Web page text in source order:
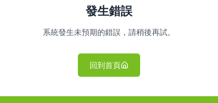
發生錯誤
系統發生未預期的錯誤，請稍後再試。
回到首頁